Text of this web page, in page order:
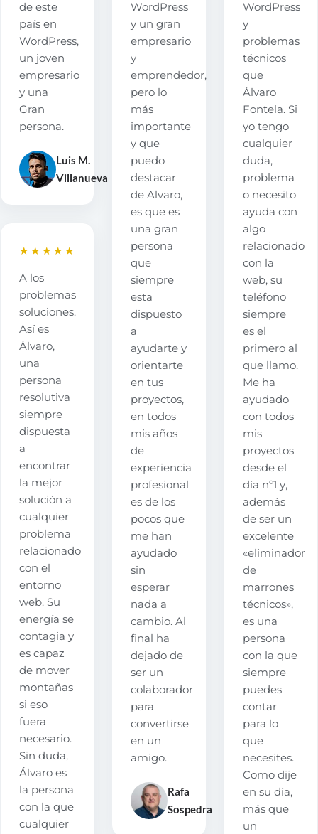
de este
país en
WordPress,
un joven
empresario
y una
Gran
persona.
Luis M.
Villanueva
★★★★★
A los
problemas
soluciones.
Así es
Álvaro,
una
persona
resolutiva
siempre
dispuesta
a
encontrar
la mejor
solución a
cualquier
problema
relacionado
con el
entorno
web. Su
energía se
contagia y
es capaz
de mover
montañas
si eso
fuera
necesario.
Sin duda,
Álvaro es
la persona
con la que
cualquier
WordPress
y un gran
empresario
y
emprendedor,
pero lo
más
importante
y que
puedo
destacar
de Alvaro,
es que es
una gran
persona
que
siempre
esta
dispuesto
a
ayudarte y
orientarte
en tus
proyectos,
en todos
mis años
de
experiencia
profesional
es de los
pocos que
me han
ayudado
sin
esperar
nada a
cambio. Al
final ha
dejado de
ser un
colaborador
para
convertirse
en un
amigo.
Rafa
Sospedra
WordPress
y
problemas
técnicos
que
Álvaro
Fontela. Si
yo tengo
cualquier
duda,
problema
o necesito
ayuda con
algo
relacionado
con la
web, su
teléfono
siempre
es el
primero al
que llamo.
Me ha
ayudado
con todos
mis
proyectos
desde el
día nº1 y,
además
de ser un
excelente
«eliminador
de
marrones
técnicos»,
es una
persona
con la que
siempre
puedes
contar
para lo
que
necesites.
Como dije
en su día,
más que
un